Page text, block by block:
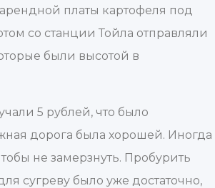
платы картофеля под
со станции Тойла отправляли
были высотой в
5 рублей, что было
дорога была хорошей. Иногда
не замерзнуть. Пробурить
сугреву было уже достаточно,